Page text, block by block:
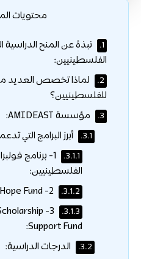
محتويات
1.
نبذة عن المنح
الفلسطينيين:
2.
لماذا تخصص العديد
للفلسطينيين؟
3. مؤسسة AMIDEAST:
3.1. أبرز البرامج التي
3.1.1.
1- برنامج
الفلسطينيين:
3.1.2.
3.1.3.
Scholarship
Support Fund:
3.2. الدرجات الدراسية: